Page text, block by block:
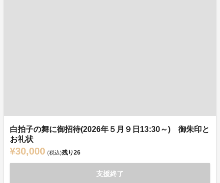
白拍子の舞に御招待(2026年５月９日13:30～) 御朱印と
お礼状
¥30,000 (税込)残り26
支援終了